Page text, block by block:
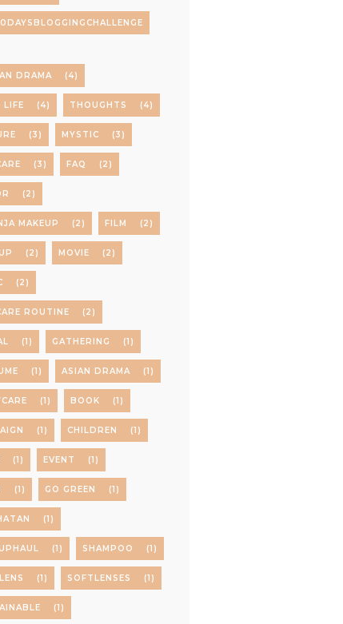
DRAMA (4)
LIFE (4) THOUGHTS (4)
(3) MYSTIC (3)
(3) FAQ (2)
(2)
MAKEUP (2) FILM (2)
(2) MOVIE (2)
(2)
ROUTINE (2)
(1) GATHERING (1)
(1) ASIAN DRAMA (1)
(1) BOOK (1)
(1) CHILDREN (1)
(1) EVENT (1)
(1) GO GREEN (1)
(1)
(1) SHAMPOO (1)
(1) SOFTLENSES (1)
(1)